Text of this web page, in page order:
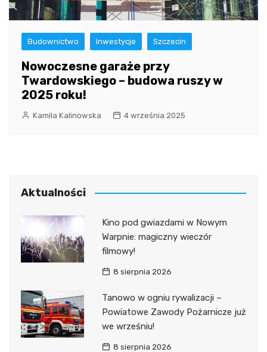
Budownictwo Inwestycje Szczecin
Nowoczesne garaże przy
Twardowskiego – budowa ruszy w
2025 roku!
Kamila Kalinowska 4 września 2025
Aktualności
Kino pod gwiazdami w Nowym
Warpnie: magiczny wieczór
filmowy!
8 sierpnia 2026
Tanowo w ogniu rywalizacji –
Powiatowe Zawody Pożarnicze już
we wrześniu!
8 sierpnia 2026